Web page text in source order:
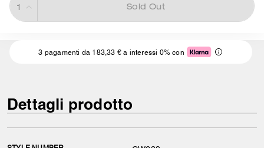
Sold Out
3 pagamenti da 183,33 € a interessi 0% con
Dettagli prodotto